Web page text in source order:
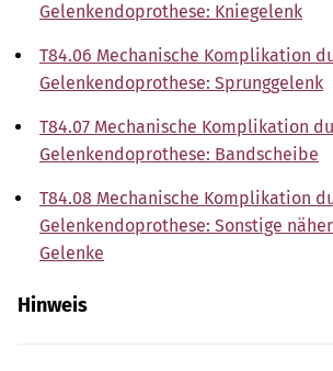
Gelenkendoprothese: Kniegelenk
T84.06 Mechanische Komplikation
Gelenkendoprothese: Sprunggelenk
T84.07 Mechanische Komplikation
Gelenkendoprothese: Bandscheibe
T84.08 Mechanische Komplikation
Gelenkendoprothese: Sonstige
Gelenke
Hinweis